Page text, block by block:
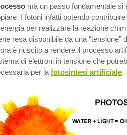
ma un passo fondamentale
I fotoni infatti potendo
per realizzare la reazione
resa disponibile da una “tensione”
è riuscito a rendere il processo
di elettroni in tensione che
per la fotosintesi artificiale.